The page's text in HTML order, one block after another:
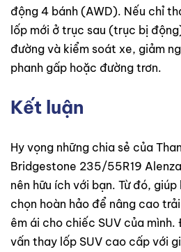
động 4 bánh (AWD). Nếu chỉ
lốp mới ở trục sau (trục bị
đường và kiểm soát xe, giảm
phanh gấp hoặc đường trơn.
Kết luận
Hy vọng những chia sẻ của
Bridgestone 235/55R19
nên hữu ích với bạn. Từ đó,
chọn hoàn hảo để nâng cao
êm ái cho chiếc SUV của
vấn thay lốp SUV cao cấp với